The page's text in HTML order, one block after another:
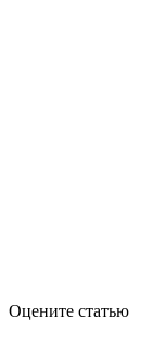
Оцените статью